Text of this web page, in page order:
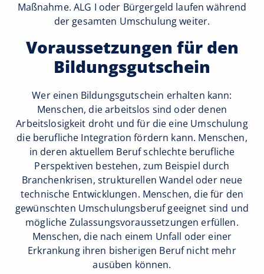
Maßnahme. ALG I oder Bürgergeld laufen während
der gesamten Umschulung weiter.
Voraussetzungen für den
Bildungsgutschein
Wer einen Bildungsgutschein erhalten kann:
Menschen, die arbeitslos sind oder denen
Arbeitslosigkeit droht und für die eine Umschulung
die berufliche Integration fördern kann. Menschen,
in deren aktuellem Beruf schlechte berufliche
Perspektiven bestehen, zum Beispiel durch
Branchenkrisen, strukturellen Wandel oder neue
technische Entwicklungen. Menschen, die für den
gewünschten Umschulungsberuf geeignet sind und
mögliche Zulassungsvoraussetzungen erfüllen.
Menschen, die nach einem Unfall oder einer
Erkrankung ihren bisherigen Beruf nicht mehr
ausüben können.